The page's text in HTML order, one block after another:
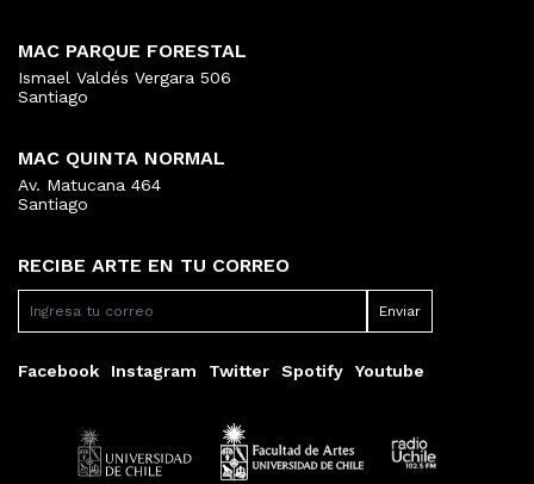
RECIBE ARTE EN TU CORREO
Facebook Instagram Twitter Spotify Youtube
MAC PARQUE FORESTAL
Ismael Valdés Vergara 506
Santiago
MAC QUINTA NORMAL
Av. Matucana 464
Santiago